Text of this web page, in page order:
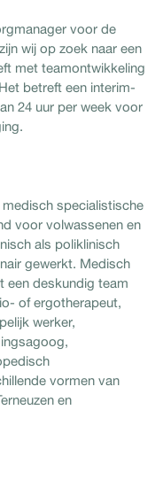
voor de
wij op zoek naar een
met teamontwikkeling
betreft een interim-
24 uur per week voor
specialistische
voor volwassenen en
als poliklinisch
gewerkt. Medisch
een deskundig team
of ergotherapeut,
werker,
vormen van
en